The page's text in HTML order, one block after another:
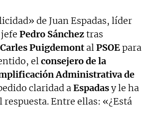
de Juan Espadas, líder
Pedro Sáncheztras
Carles Puigdemont alPSOEpara
elconsejero de la
Administrativa de
claridad aEspadasy le ha
Entre ellas: «¿Está